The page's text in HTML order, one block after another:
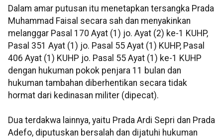
Dalam amar putusan itu menetapkan tersangka Prada
Muhammad Faisal secara sah dan menyakinkan
melanggar Pasal 170 Ayat (1) jo. Ayat (2) ke-1 KUHP,
Pasal 351 Ayat (1) jo. Pasal 55 Ayat (1) KUHP, Pasal
406 Ayat (1) KUHP jo. Pasal 55 Ayat (1) ke-1 KUHP
dengan hukuman pokok penjara 11 bulan dan
hukuman tambahan diberhentikan secara tidak
hormat dari kedinasan militer (dipecat).
Dua terdakwa lainnya, yaitu Prada Ardi Sepri dan Prada
Adefo, diputuskan bersalah dan dijatuhi hukuman